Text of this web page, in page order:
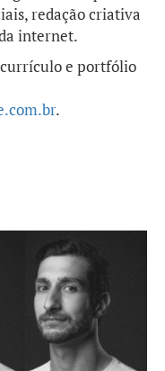
redação criativa
internet.
currículo e portfólio
.